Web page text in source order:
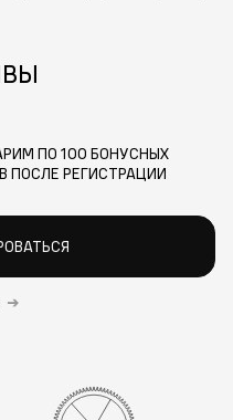
ПО 100 БОНУСНЫХ
ПОСЛЕ РЕГИСТРАЦИИ
→